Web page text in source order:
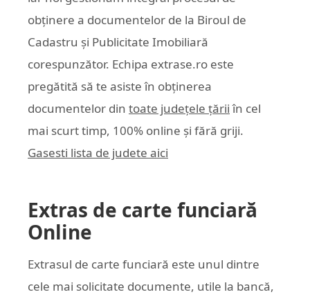
obținere a documentelor de la Biroul de
Cadastru și Publicitate Imobiliară
corespunzător. Echipa extrase.ro este
pregătită să te asiste în obținerea
documentelor din toate județele țării în cel
mai scurt timp, 100% online și fără griji.
Gasesti lista de judete aici
Extras de carte funciară
Online
Extrasul de carte funciară este unul dintre
cele mai solicitate documente, utile la bancă,